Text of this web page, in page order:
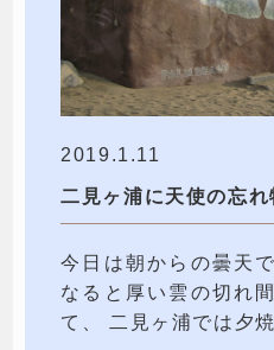
2019.1.11
二見ヶ浦に天使の忘れ
今日は朝からの曇天
なると厚い雲の切れ
て、 二見ヶ浦では夕